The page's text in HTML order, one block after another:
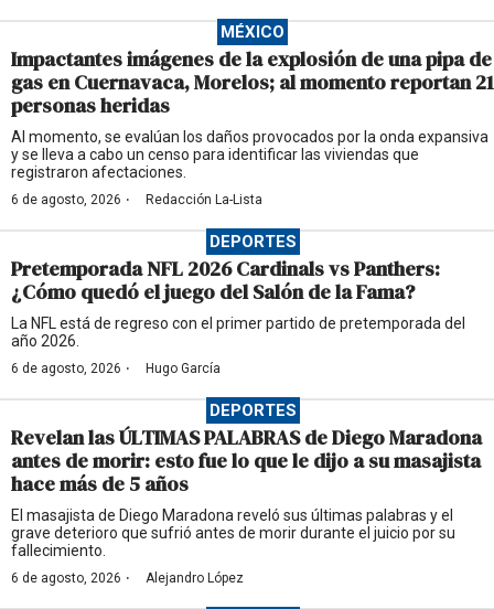
MÉXICO
Impactantes imágenes de la explosión de una pipa de
gas en Cuernavaca, Morelos; al momento reportan 21
personas heridas
Al momento, se evalúan los daños provocados por la onda expansiva
y se lleva a cabo un censo para identificar las viviendas que
registraron afectaciones.
6 de agosto, 2026 · Redacción La-Lista
DEPORTES
Pretemporada NFL 2026 Cardinals vs Panthers:
¿Cómo quedó el juego del Salón de la Fama?
La NFL está de regreso con el primer partido de pretemporada del
año 2026.
6 de agosto, 2026 · Hugo García
DEPORTES
Revelan las ÚLTIMAS PALABRAS de Diego Maradona
antes de morir: esto fue lo que le dijo a su masajista
hace más de 5 años
El masajista de Diego Maradona reveló sus últimas palabras y el
grave deterioro que sufrió antes de morir durante el juicio por su
fallecimiento.
6 de agosto, 2026 · Alejandro López